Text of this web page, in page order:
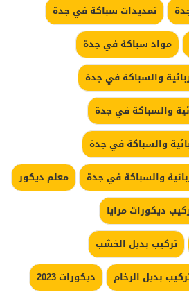
تمديدات سباكة في جدة
مواد سباكة في جدة
والسباكة في جدة
والسباكة في جدة
والسباكة في جدة
والسباكة في جدة
معلم ديكور
ديكورات مرايا
تركيب بديل الخشب
بديل الرخام
ديكورات 2023